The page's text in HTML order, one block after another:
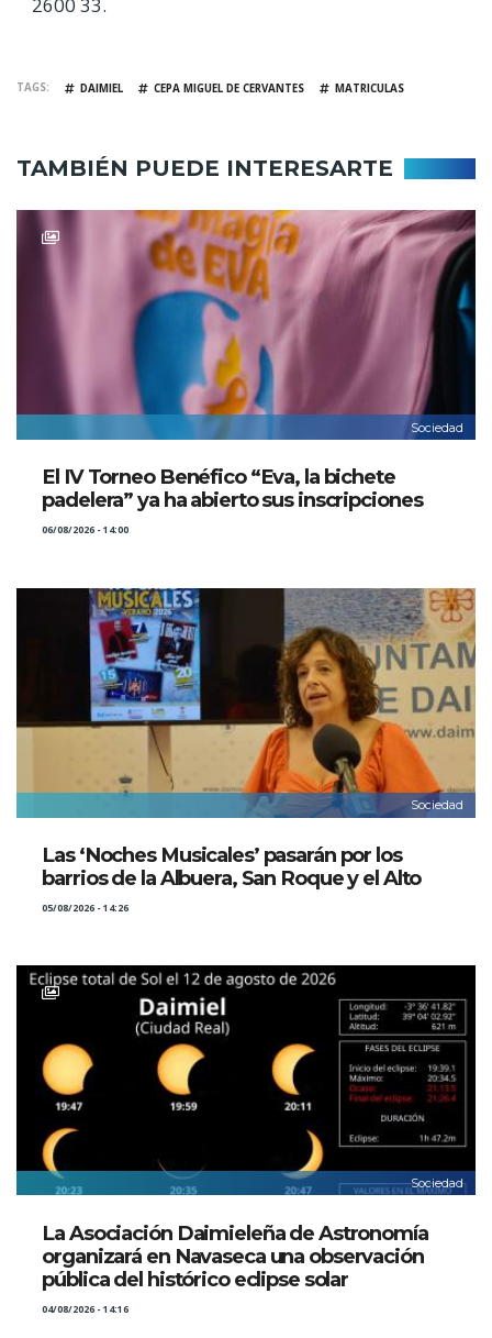
TAGS DAIMIEL CEPA MIGUEL DE CERVANTES MATRICULAS
TAMBIÉN PUEDE INTERESARTE
Sociedad
El IV Torneo Benéfico “Eva, la bichete
padelera” ya ha abierto sus inscripciones
06/08/2026 - 14:00
Sociedad
Las ‘Noches Musicales’ pasarán por los
barrios de la Albuera, San Roque y el Alto
05/08/2026 - 14:26
Sociedad
La Asociación Daimieleña de Astronomía
organizará en Navaseca una observación
pública del histórico eclipse solar
04/08/2026 - 14:16